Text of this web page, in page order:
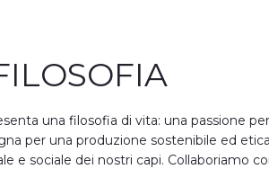
una filosofia di vita: una passione
per una produzione sostenibile ed
e sociale dei nostri capi. Collaboriamo